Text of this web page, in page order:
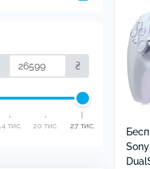
₴
тис. 20 тис. 27 тис.